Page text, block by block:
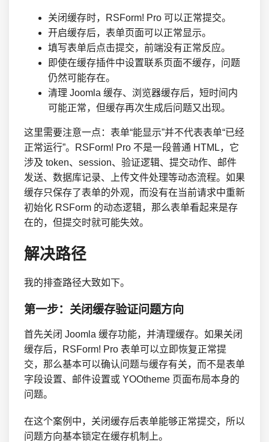
关闭缓存时，RSForm! Pro 可以正常提交。
开启缓存后，表单页面可以正常显示。
填写表单后点击提交，前端没有正常反应。
即使在缓存插件中设置联系页面不缓存，问题
仍然可能存在。
清理 Joomla 缓存、浏览器缓存后，短时间内
可能正常，但缓存再次生成后问题又出现。
这里需要注意一点：表单“能显示”并不代表表单“已经
正常运行”。RSForm! Pro 不是一段普通 HTML，它
涉及 token、session、验证逻辑、提交动作、邮件
发送、数据库记录、上传文件处理等动态流程。如果
缓存只保存了表单的外观，而没有在当前请求中重新
初始化 RSForm 的动态逻辑，那么表单看起来是存
在的，但提交时就可能失效。
解决路径
我的排查路径大致如下。
第一步：关闭缓存验证问题方向
首先关闭 Joomla 缓存功能，并清理缓存。如果关闭
缓存后，RSForm! Pro 表单可以立即恢复正常提
交，那么基本可以确认问题与缓存有关，而不是表单
字段设置、邮件设置或 YOOtheme 页面布局本身的
问题。
在这个案例中，关闭缓存后表单能够正常提交，所以
问题方向基本锁定在缓存机制上。